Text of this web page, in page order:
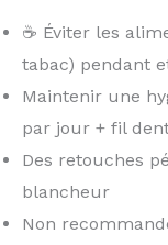
☕ Éviter les
tabac) pendant
Maintenir une
par jour + fil
Des retouches
blancheur
Non